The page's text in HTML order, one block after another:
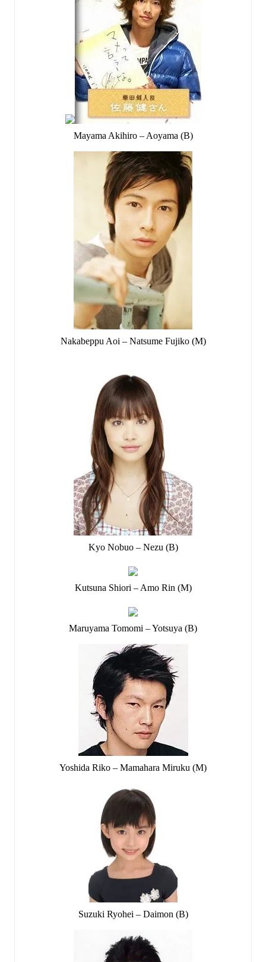
Mayama Akihiro – Aoyama (B)
Nakabeppu Aoi – Natsume Fujiko (M)
Kyo Nobuo – Nezu (B)
Kutsuna Shiori – Amo Rin (M)
Maruyama Tomomi – Yotsuya (B)
Yoshida Riko – Mamahara Miruku (M)
Suzuki Ryohei – Daimon (B)